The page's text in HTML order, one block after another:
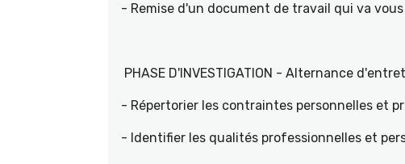
- Remise d'un document de travail qui va
PHASE D'INVESTIGATION - Alternance
- Répertorier les contraintes personnelles et
- Identifier les qualités professionnelles et